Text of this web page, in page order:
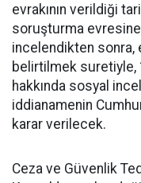
evrakının verildiği
soruşturma
incelendikten sonra,
belirtilmek suretiyle,
hakkında sosyal
iddianamenin
karar verilecek.
Ceza ve Güvenlik